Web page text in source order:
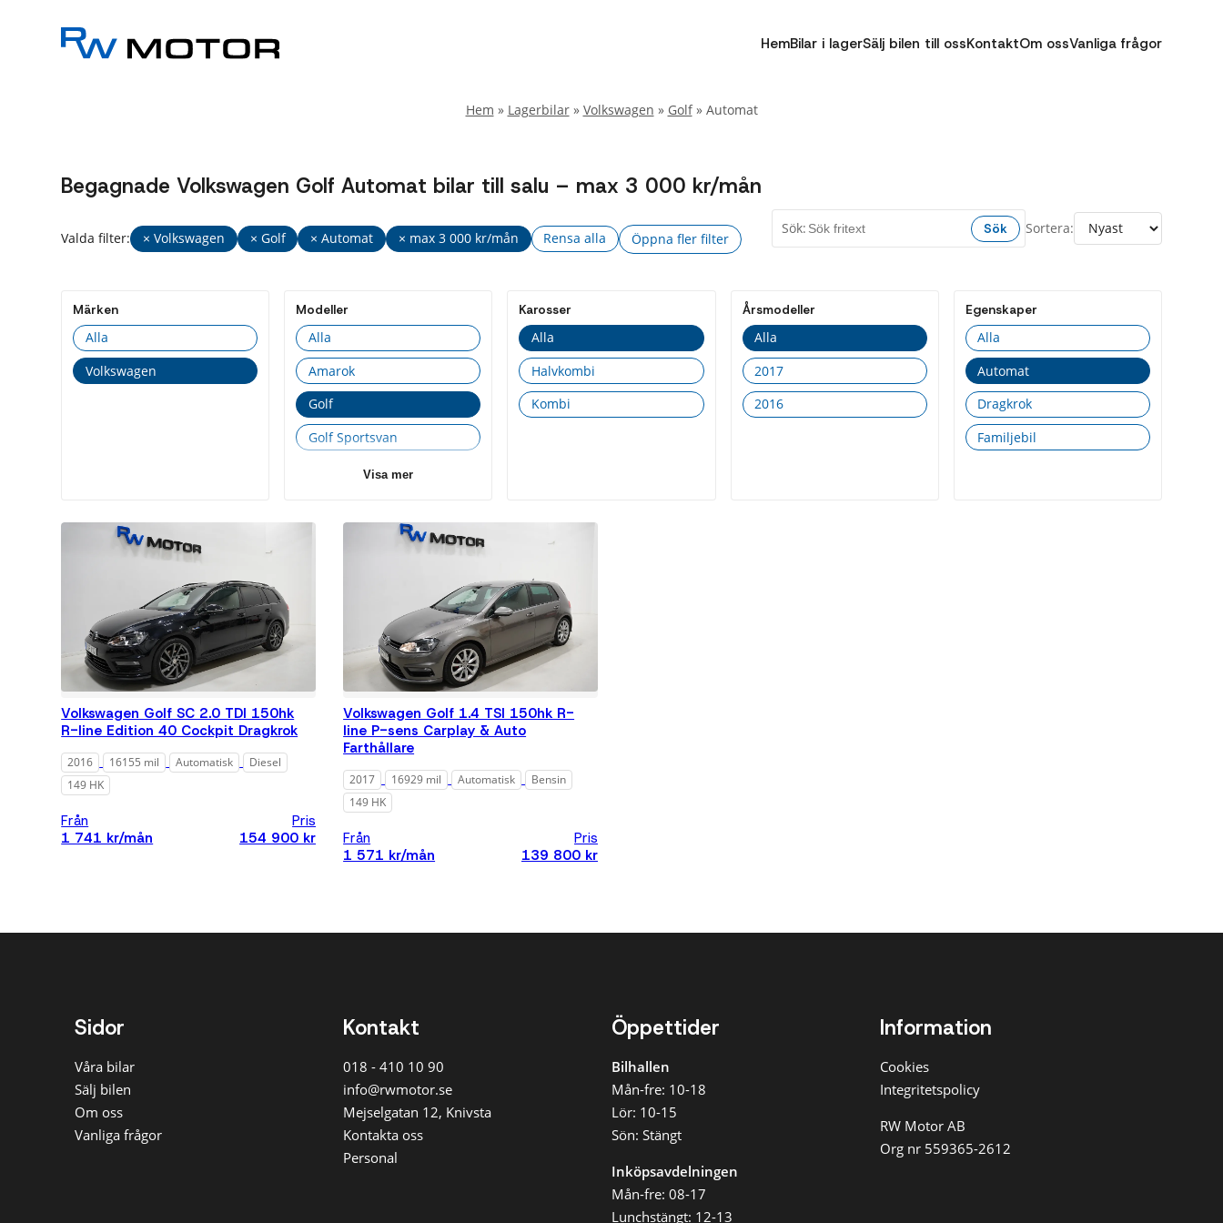
HemBilar i lagerSälj bilen till ossKontaktOm ossVanliga frågor
Hem » Lagerbilar» Volkswagen » Golf» Automat
Begagnade Volkswagen Golf Automat bilar till salu – max 3 000 kr/mån
Valda filter: × Volkswagen × Golf × Automat × max 3 000 kr/mån Rensa alla Öppna fler filter
Bensin
Diesel
Månadskostnad
Max 5 000
Max 8 000
kr/mån
Max 12 000
kr/mån
Rensa
tilläggsfilter
Sök: Sök Sortera:
Märken
Alla
Volkswagen
Modeller
Alla
Amarok
Golf
Golf Sportsvan
Visa mer
Karosser
Alla
Halvkombi
Kombi
Årsmodeller
Alla
2017
2016
Egenskaper
Alla
Automat
Dragkrok
Familjebil
Volkswagen Golf SC 2.0 TDI 150hk
R-line Edition 40 Cockpit Dragkrok
2016 16155 mil Automatisk
Diesel
149 HK
Från
1 741 kr/mån
Pris
154 900 kr
Volkswagen Golf 1.4 TSI 150hk R-
line P-sens Carplay & Auto
Farthållare
2017 16929 mil Automatisk
Bensin
149 HK
Från
1 571 kr/mån
Pris
139 800 kr
Sidor
Våra bilar
Sälj bilen
Om oss
Vanliga frågor
Kontakt
018 - 410 10 90
info@rwmotor.se
Mejselgatan 12, Knivsta
Kontakta oss
Personal
Öppettider
Bilhallen
Mån-fre: 10-18
Lör: 10-15
Sön: Stängt
Inköpsavdelningen
Mån-fre: 08-17
Lunchstängt: 12-13
Information
Cookies
Integritetspolicy
RW Motor AB
Org nr 559365-2612